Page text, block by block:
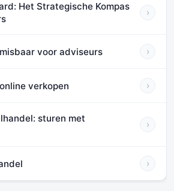
Het Strategische Kompas
›
voor adviseurs ›
verkopen ›
sturen met
›
›